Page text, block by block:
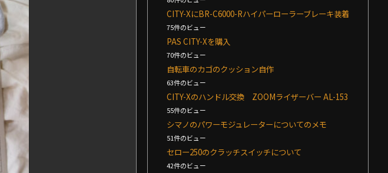
CITY-XにBR-C6000-Rハイパーローラーブレーキ装着
75件のビュー
PAS CITY-Xを購入
70件のビュー
自転車のカゴのクッション自作
63件のビュー
CITY-Xのハンドル交換 ZOOMライザーバー AL-153
55件のビュー
シマノのパワーモジュレーターについてのメモ
51件のビュー
セロー250のクラッチスイッチについて
42件のビュー